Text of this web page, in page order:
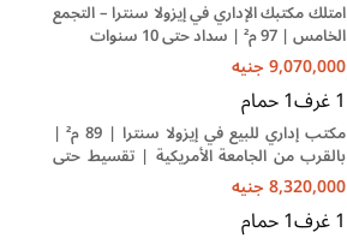
امتلك مكتبك الإداري في إيزولا سنترا – التجمع
الخامس | 97 م² | سداد حتى 10 سنوات
9,070,000جنيه
1غرف1حمام
مكتب إداري للبيع في إيزولا سنترا | 89 م² |
بالقرب من الجامعة الأمريكية | تقسيط حتى
10 سنوات
8,320,000جنيه
1غرف1حمام